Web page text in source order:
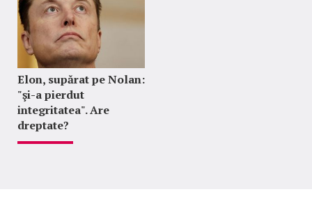
Elon, supărat pe Nolan:
"şi-a pierdut
integritatea". Are
dreptate?